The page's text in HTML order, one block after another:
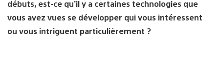
débuts, est-ce qu’il y a certaines technologies que
vous avez vues se développer qui vous intéressent
ou vous intriguent particulièrement ?